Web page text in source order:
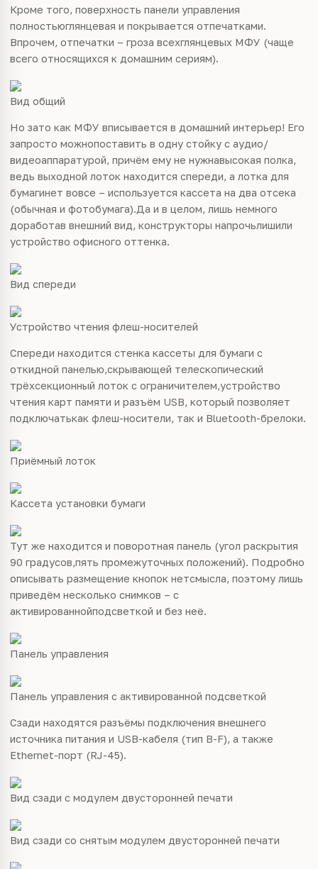
Кроме того, поверхность панели управления
полностьюглянцевая и покрывается отпечатками.
Впрочем, отпечатки – гроза всехглянцевых МФУ (чаще
всего относящихся к домашним сериям).
Вид общий
Но зато как МФУ вписывается в домашний интерьер! Его
запросто можнопоставить в одну стойку с аудио/
видеоаппаратурой, причём ему не нужнавысокая полка,
ведь выходной лоток находится спереди, а лотка для
бумагинет вовсе – используется кассета на два отсека
(обычная и фотобумага).Да и в целом, лишь немного
доработав внешний вид, конструкторы напрочьлишили
устройство офисного оттенка.
Вид спереди
Устройство чтения флеш-носителей
Спереди находится стенка кассеты для бумаги с
откидной панелью,скрывающей телескопический
трёхсекционный лоток с ограничителем,устройство
чтения карт памяти и разъём USB, который позволяет
подключатькак флеш-носители, так и Bluetooth-брелоки.
Приёмный лоток
Кассета установки бумаги
Тут же находится и поворотная панель (угол раскрытия
90 градусов,пять промежуточных положений). Подробно
описывать размещение кнопок нетсмысла, поэтому лишь
приведём несколько снимков – с
активированнойподсветкой и без неё.
Панель управления
Панель управления с активированной подсветкой
Сзади находятся разъёмы подключения внешнего
источника питания и USB-кабеля (тип B-F), а также
Ethernet-порт (RJ-45).
Вид сзади с модулем двусторонней печати
Вид сзади со снятым модулем двусторонней печати